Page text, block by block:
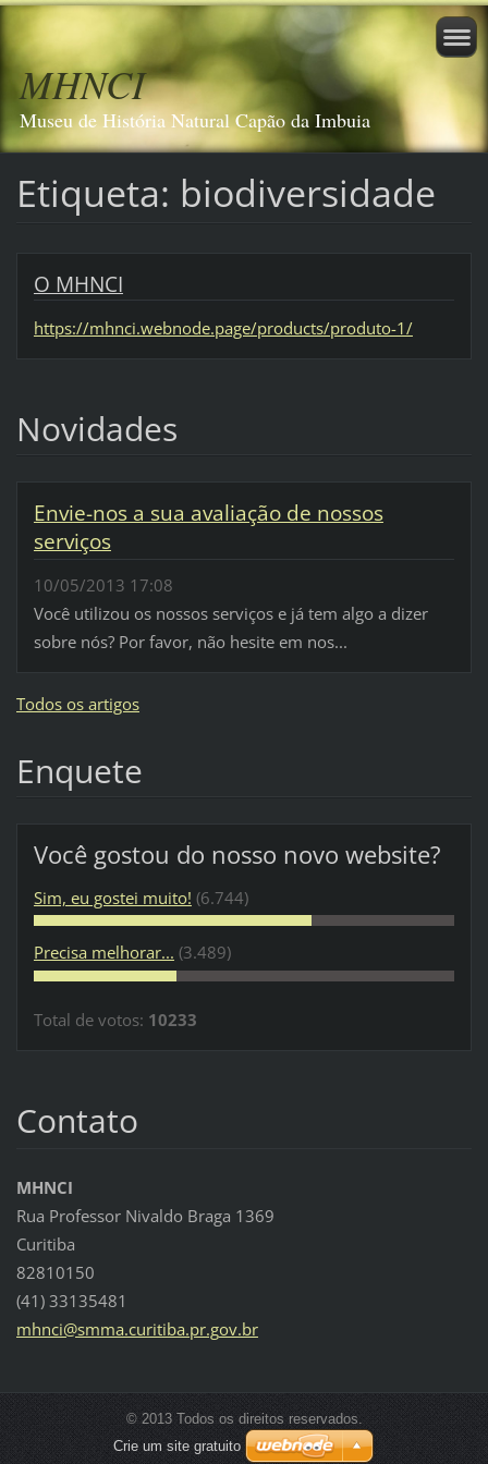
MHNCI
Museu de História Natural Capão da Imbuia
Etiqueta: biodiversidade
O MHNCI
https://mhnci.webnode.page/products/produto-1/
Novidades
Envie-nos a sua avaliação de nossos
serviços
10/05/2013 17:08
Você utilizou os nossos serviços e já tem algo a dizer
sobre nós? Por favor, não hesite em nos...
Todos os artigos
Enquete
Você gostou do nosso novo website?
Sim, eu gostei muito! (6.744)
Precisa melhorar... (3.489)
Total de votos: 10233
Contato
MHNCI
Rua Professor Nivaldo Braga 1369
Curitiba
82810150
(41) 33135481
mhnci@smma.curitiba.pr.gov.br
© 2013 Todos os direitos reservados.
Crie um site gratuito